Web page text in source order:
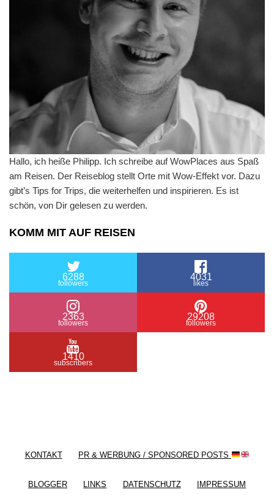
Hallo, ich heiße Philipp. Ich schreibe auf WowPlaces aus Spaß
am Reisen. Der Reiseblog stellt Orte mit Wow-Effekt vor. Dazu
gibt’s Tips for Trips, die weiterhelfen und inspirieren. Es ist
schön, von Dir gelesen zu werden.
KOMM MIT AUF REISEN
6288
followers
4031
likes
2363
followers
29208
followers
1410
subscribers
KONTAKT PR & WERBUNG / SPONSORED POSTS
BLOGGER LINKS DATENSCHUTZ IMPRESSUM